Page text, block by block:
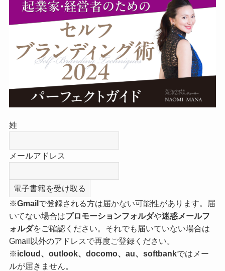
姓
メールアドレス
※Gmailで登録される方は届かない可能性があります。届
いてない場合はプロモーションフォルダや迷惑メールフ
ォルダをご確認ください。それでも届いていない場合は
Gmail以外のアドレスで再度ご登録ください。
※icloud、outlook、docomo、au、softbankではメー
ルが届きません。